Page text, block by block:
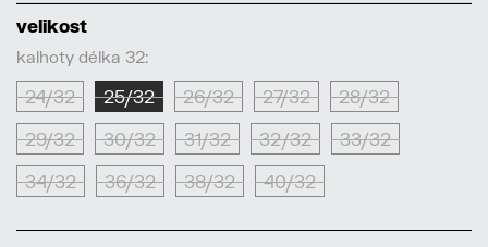
velikost
kalhoty délka 32:
24/32 25/32 26/32 27/32 28/32
29/32 30/32 31/32 32/32 33/32
34/32 36/32 38/32 40/32